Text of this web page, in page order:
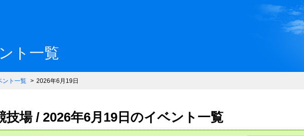
団法人石川県県民ふれあい公社 いしか
ト一覧
ント一覧 2026年6月19日
技場 / 2026年6月19日のイベント一覧